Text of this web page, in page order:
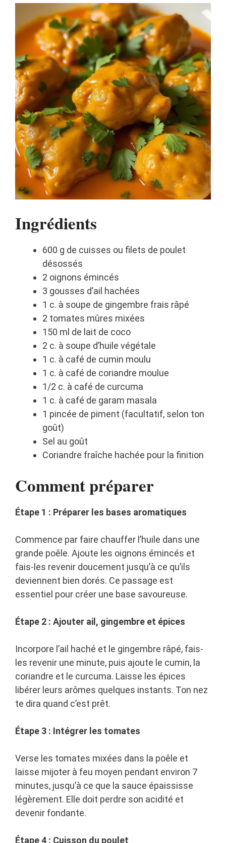
Ingrédients
600 g de cuisses ou filets de poulet
désossés
2 oignons émincés
3 gousses d’ail hachées
1 c. à soupe de gingembre frais râpé
2 tomates mûres mixées
150 ml de lait de coco
2 c. à soupe d’huile végétale
1 c. à café de cumin moulu
1 c. à café de coriandre moulue
1/2 c. à café de curcuma
1 c. à café de garam masala
1 pincée de piment (facultatif, selon ton
goût)
Sel au goût
Coriandre fraîche hachée pour la finition
Comment préparer
Étape 1 : Préparer les bases aromatiques
Commence par faire chauffer l’huile dans une
grande poêle. Ajoute les oignons émincés et
fais-les revenir doucement jusqu’à ce qu’ils
deviennent bien dorés. Ce passage est
essentiel pour créer une base savoureuse.
Étape 2 : Ajouter ail, gingembre et épices
Incorpore l’ail haché et le gingembre râpé, fais-
les revenir une minute, puis ajoute le cumin, la
coriandre et le curcuma. Laisse les épices
libérer leurs arômes quelques instants. Ton nez
te dira quand c’est prêt.
Étape 3 : Intégrer les tomates
Verse les tomates mixées dans la poêle et
laisse mijoter à feu moyen pendant environ 7
minutes, jusqu’à ce que la sauce épaississe
légèrement. Elle doit perdre son acidité et
devenir fondante.
Étape 4 : Cuisson du poulet